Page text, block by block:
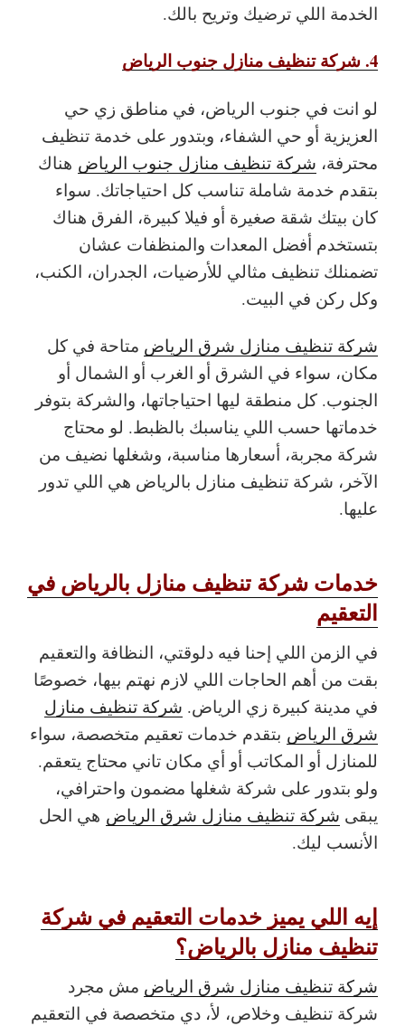
الخدمة اللي ترضيك وتريح بالك.
4. شركة تنظيف منازل جنوب الرياض
لو انت في جنوب الرياض، في مناطق زي حي
العزيزية أو حي الشفاء، وبتدور على خدمة تنظيف
محترفة، شركة تنظيف منازل جنوب الرياض هناك
بتقدم خدمة شاملة تناسب كل احتياجاتك. سواء
كان بيتك شقة صغيرة أو فيلا كبيرة، الفرق هناك
بتستخدم أفضل المعدات والمنظفات عشان
تضمنلك تنظيف مثالي للأرضيات، الجدران، الكنب،
وكل ركن في البيت.
شركة تنظيف منازل شرق الرياض متاحة في كل
مكان، سواء في الشرق أو الغرب أو الشمال أو
الجنوب. كل منطقة ليها احتياجاتها، والشركة بتوفر
خدماتها حسب اللي يناسبك بالظبط. لو محتاج
شركة مجربة، أسعارها مناسبة، وشغلها نضيف من
الآخر، شركة تنظيف منازل بالرياض هي اللي تدور
عليها.
خدمات شركة تنظيف منازل بالرياض في
التعقيم
في الزمن اللي إحنا فيه دلوقتي، النظافة والتعقيم
بقت من أهم الحاجات اللي لازم نهتم بيها، خصوصًا
في مدينة كبيرة زي الرياض. شركة تنظيف منازل
شرق الرياض بتقدم خدمات تعقيم متخصصة، سواء
للمنازل أو المكاتب أو أي مكان تاني محتاج يتعقم.
ولو بتدور على شركة شغلها مضمون واحترافي،
يبقى شركة تنظيف منازل شرق الرياض هي الحل
الأنسب ليك.
إيه اللي يميز خدمات التعقيم في شركة
تنظيف منازل بالرياض؟
شركة تنظيف منازل شرق الرياض مش مجرد
شركة تنظيف وخلاص، لأ، دي متخصصة في التعقيم